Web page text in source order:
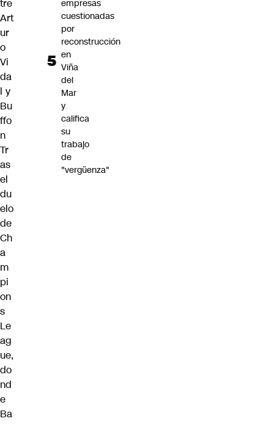
tre
Art
ur
o
Vi
da
l y
Bu
ffo
n
Tr
as
el
du
elo
de
Ch
a
m
pi
on
s
Le
ag
ue,
do
nd
e
Ba
empresas
cuestionadas
por
reconstrucción
en
Viña
del
Mar
y
califica
su
trabajo
de
"vergüenza"